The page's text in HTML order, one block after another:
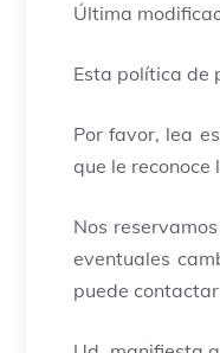
Última
Esta política de
Por favor, lea
que le
Nos
eventuales
puede